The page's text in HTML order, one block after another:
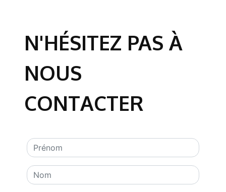
N'HÉSITEZ PAS À
NOUS
CONTACTER